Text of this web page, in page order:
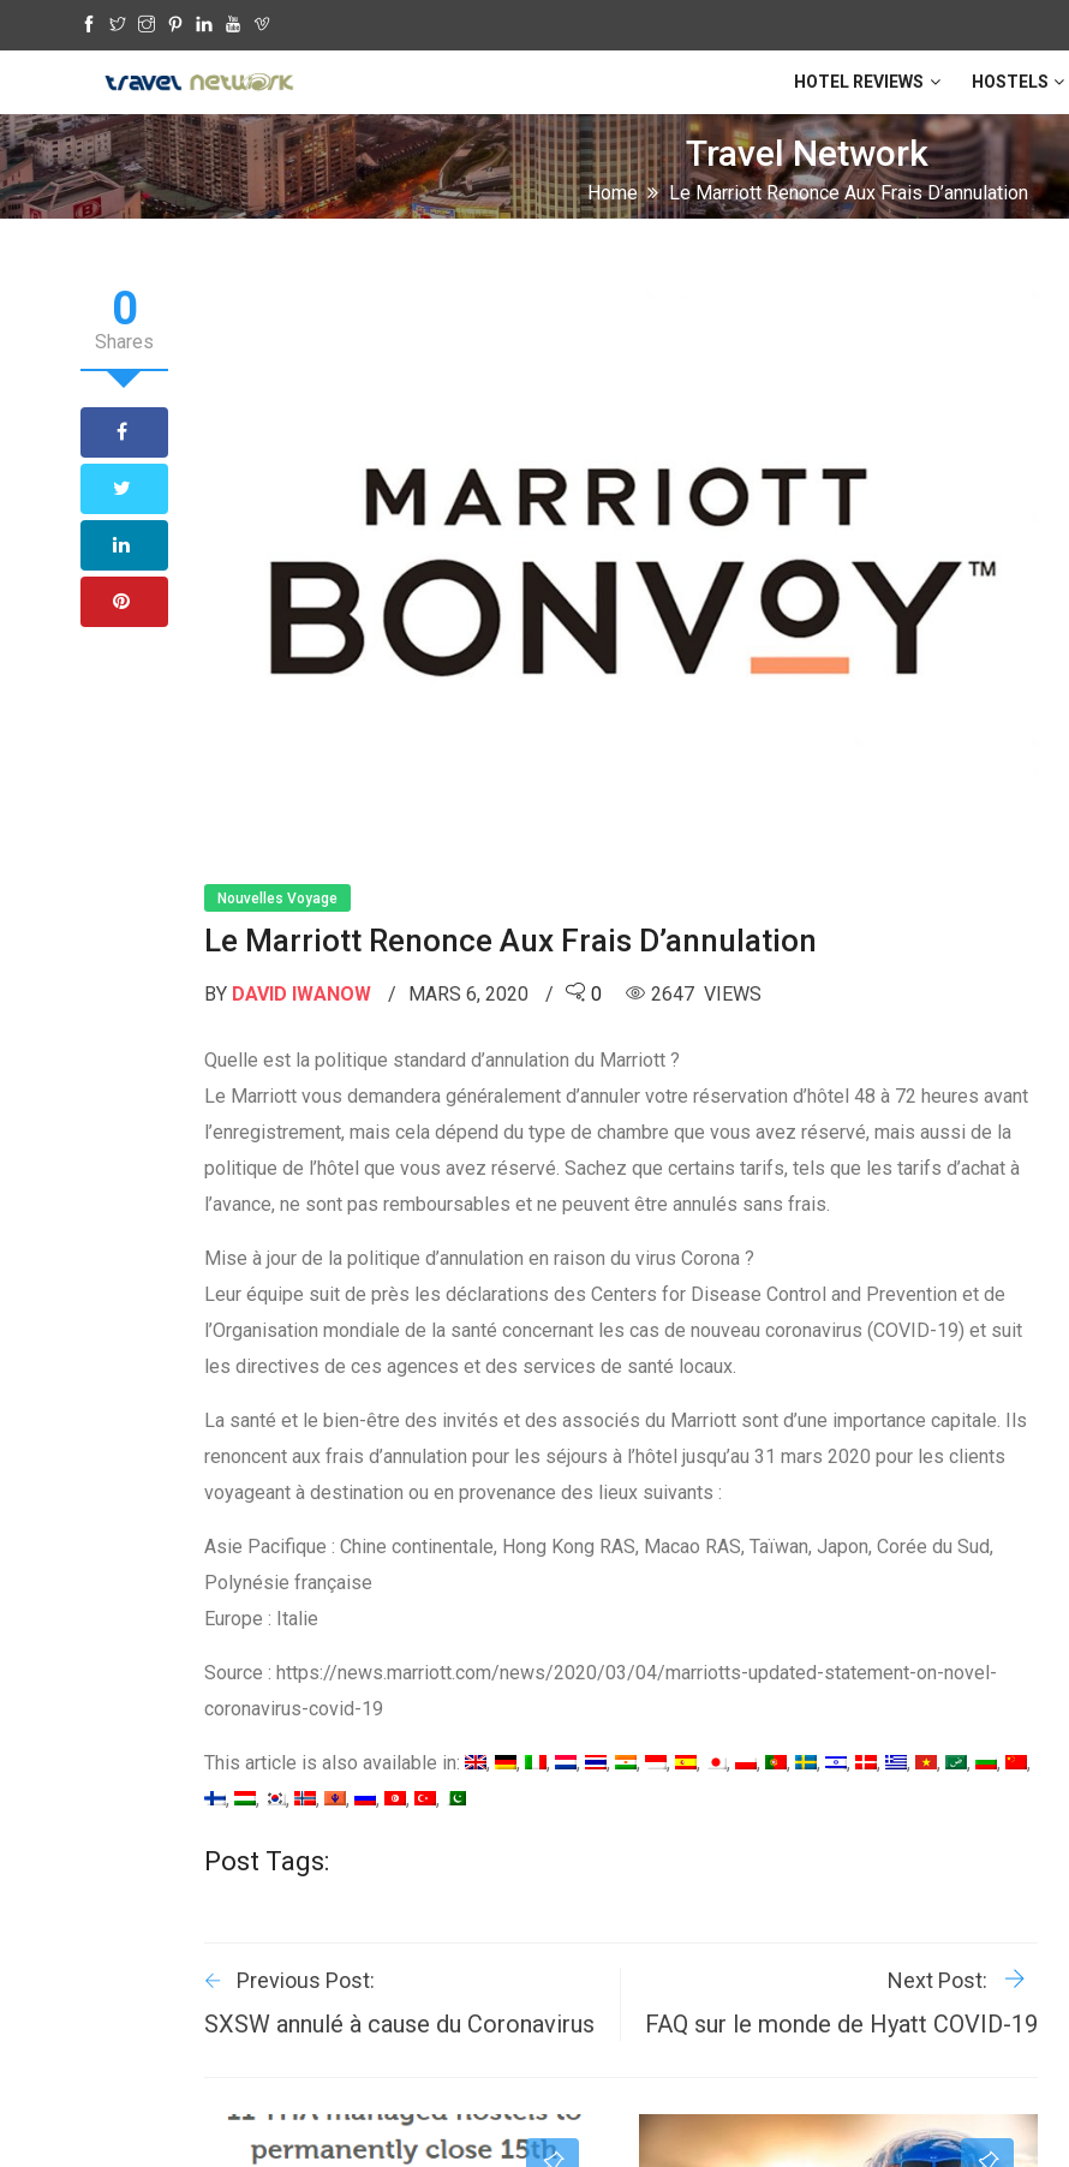
HOTEL REVIEWS HOSTELS
Travel Network
Home Le Marriott Renonce Aux Frais D’annulation
0
Shares
Nouvelles Voyage
Le Marriott Renonce Aux Frais D’annulation
BY DAVID IWANOW MARS 6, 2020 0 2647 VIEWS
Quelle est la politique standard d’annulation du Marriott ?
Le Marriott vous demandera généralement d’annuler votre réservation d’hôtel 48 à 72 heures avant
l’enregistrement, mais cela dépend du type de chambre que vous avez réservé, mais aussi de la
politique de l’hôtel que vous avez réservé. Sachez que certains tarifs, tels que les tarifs d’achat à
l’avance, ne sont pas remboursables et ne peuvent être annulés sans frais.
Mise à jour de la politique d’annulation en raison du virus Corona ?
Leur équipe suit de près les déclarations des Centers for Disease Control and Prevention et de
l’Organisation mondiale de la santé concernant les cas de nouveau coronavirus (COVID-19) et suit
les directives de ces agences et des services de santé locaux.
La santé et le bien-être des invités et des associés du Marriott sont d’une importance capitale. Ils
renoncent aux frais d’annulation pour les séjours à l’hôtel jusqu’au 31 mars 2020 pour les clients
voyageant à destination ou en provenance des lieux suivants :
Asie Pacifique : Chine continentale, Hong Kong RAS, Macao RAS, Taïwan, Japon, Corée du Sud,
Polynésie française
Europe : Italie
Source : https://news.marriott.com/news/2020/03/04/marriotts-updated-statement-on-novel-
coronavirus-covid-19
This article is also available in:
Post Tags:
Previous Post:
SXSW annulé à cause du Coronavirus
Next Post:
FAQ sur le monde de Hyatt COVID-19